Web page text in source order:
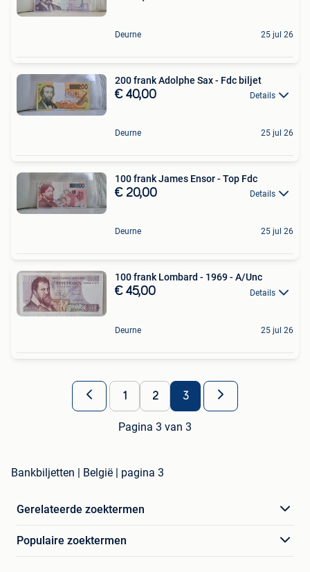
Deurne 25 jul 26
200 frank Adolphe Sax - Fdc biljet
€ 40,00 Details
Deurne 25 jul 26
100 frank James Ensor - Top Fdc
€ 20,00 Details
Deurne 25 jul 26
100 frank Lombard - 1969 - A/Unc
€ 45,00 Details
Deurne 25 jul 26
1 2 3
Pagina 3 van 3
Bankbiljetten | België | pagina 3
Gerelateerde zoektermen
Populaire zoektermen